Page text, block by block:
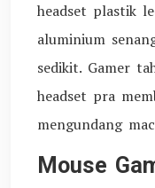
headset plastik
aluminium
sedikit. Gamer
headset pra
mengundang
Mouse